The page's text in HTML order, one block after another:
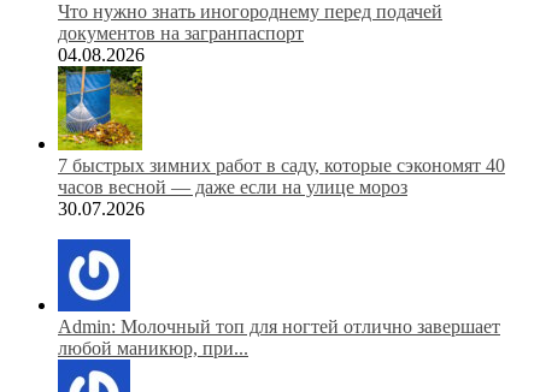
Что нужно знать иногороднему перед подачей
документов на загранпаспорт
04.08.2026
7 быстрых зимних работ в саду, которые сэкономят 40
часов весной — даже если на улице мороз
30.07.2026
Admin: Молочный топ для ногтей отлично завершает
любой маникюр, при...